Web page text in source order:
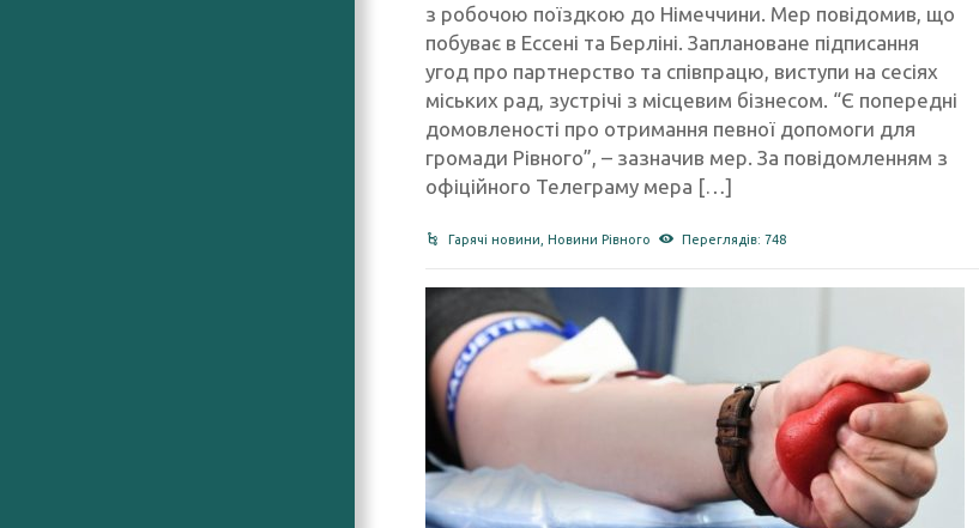
з робочою поїздкою до Німеччини. Мер повідомив, що
побуває в Ессені та Берліні. Заплановане підписання
угод про партнерство та співпрацю, виступи на сесіях
міських рад, зустрічі з місцевим бізнесом. “Є попередні
домовленості про отримання певної допомоги для
громади Рівного”, – зазначив мер. За повідомленням з
офіційного Телеграму мера […]
Гарячі новини ,Новини Рівного Переглядів: 748